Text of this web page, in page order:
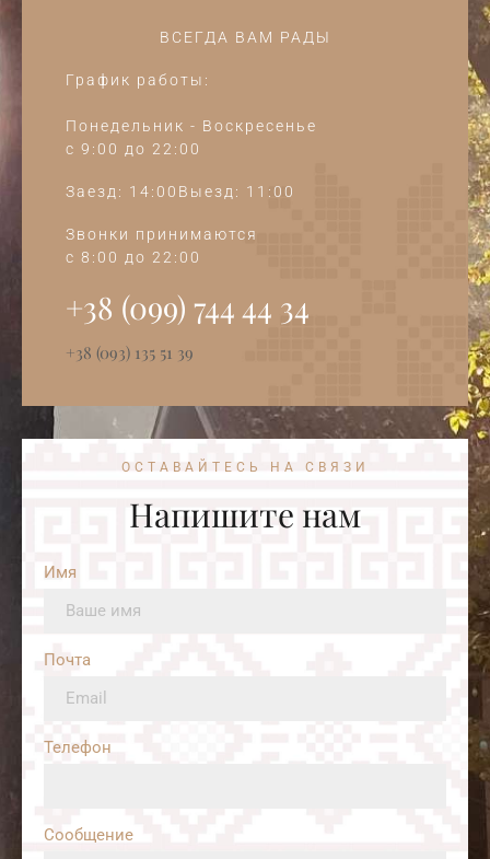
ВСЕГДА ВАМ РАДЫ
График работы:
Понедельник - Воскресенье
c 9:00 до 22:00
Заезд: 14:00Выезд: 11:00
Звонки принимаются
c 8:00 до 22:00
+38 (099) 744 44 34‭
+38 (093) 135 51 39
ОСТАВАЙТЕСЬ НА СВЯЗИ
Напишите нам
Имя
Почта
Телефон
Сообщение